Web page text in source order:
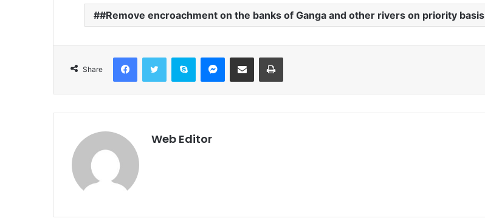
#Remove encroachment on the banks of Ganga and other rivers on priority basis
Share
Web Editor